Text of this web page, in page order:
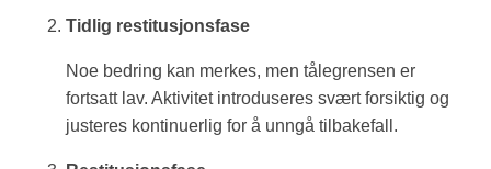
Tidlig restitusjonsfase
Noe bedring kan merkes, men tålegrensen er
fortsatt lav. Aktivitet introduseres svært forsiktig og
justeres kontinuerlig for å unngå tilbakefall.